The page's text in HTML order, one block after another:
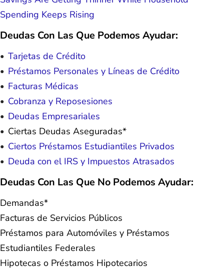
Spending Keeps Rising
Deudas Con Las Que Podemos Ayudar:
Tarjetas de Crédito
Préstamos Personales y Líneas de Crédito
Facturas Médicas
Cobranza y Reposesiones
Deudas Empresariales
Ciertas Deudas Aseguradas*
Ciertos Préstamos Estudiantiles Privados
Deuda con el IRS y Impuestos Atrasados
Deudas Con Las Que No Podemos Ayudar:
Demandas*
Facturas de Servicios Públicos
Préstamos para Automóviles y Préstamos
Estudiantiles Federales
Hipotecas o Préstamos Hipotecarios